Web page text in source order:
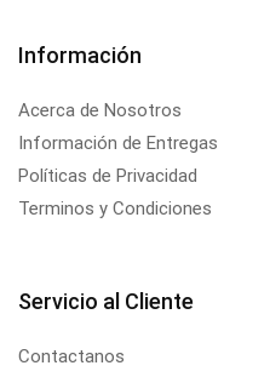
Información
Acerca de Nosotros
Información de Entregas
Políticas de Privacidad
Terminos y Condiciones
Servicio al Cliente
Contactanos